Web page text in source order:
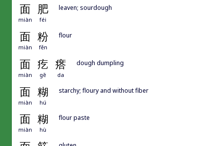
面 肥
miàn féi
leaven; sourdough
面 粉
miàn fěn
flour
面 疙 瘩
miàn gē da
dough dumpling
面 糊
miàn hú
starchy; floury and without fiber
面 糊
miàn hù
flour paste